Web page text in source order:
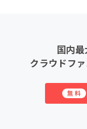
国内
クラウドフ
無料